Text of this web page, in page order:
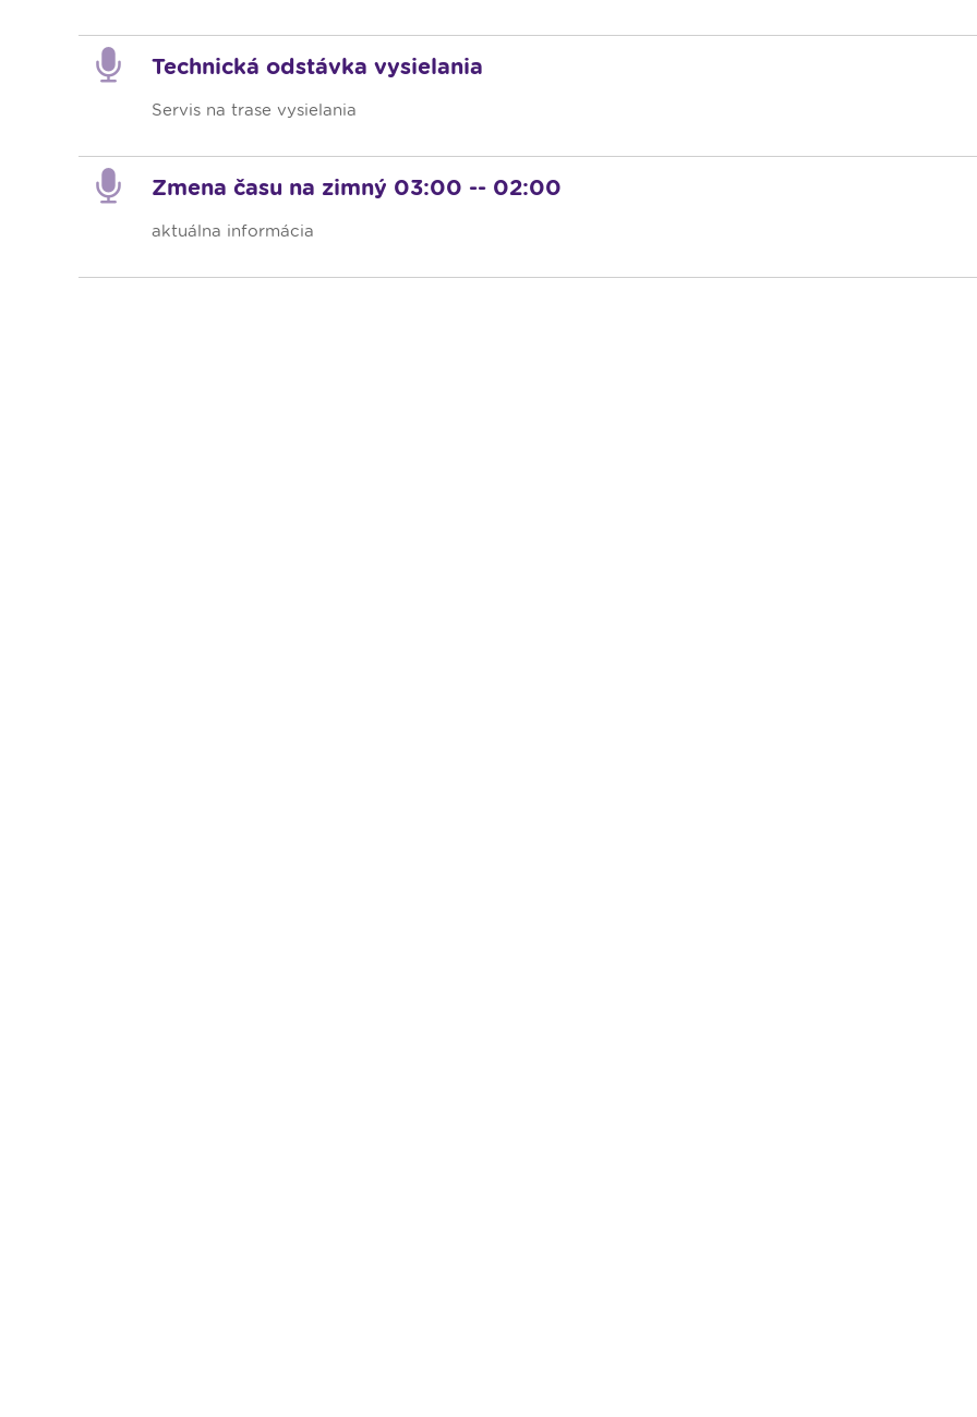
Technická odstávka vysielania
Servis na trase vysielania
Zmena času na zimný 03:00 -- 02:00
aktuálna informácia